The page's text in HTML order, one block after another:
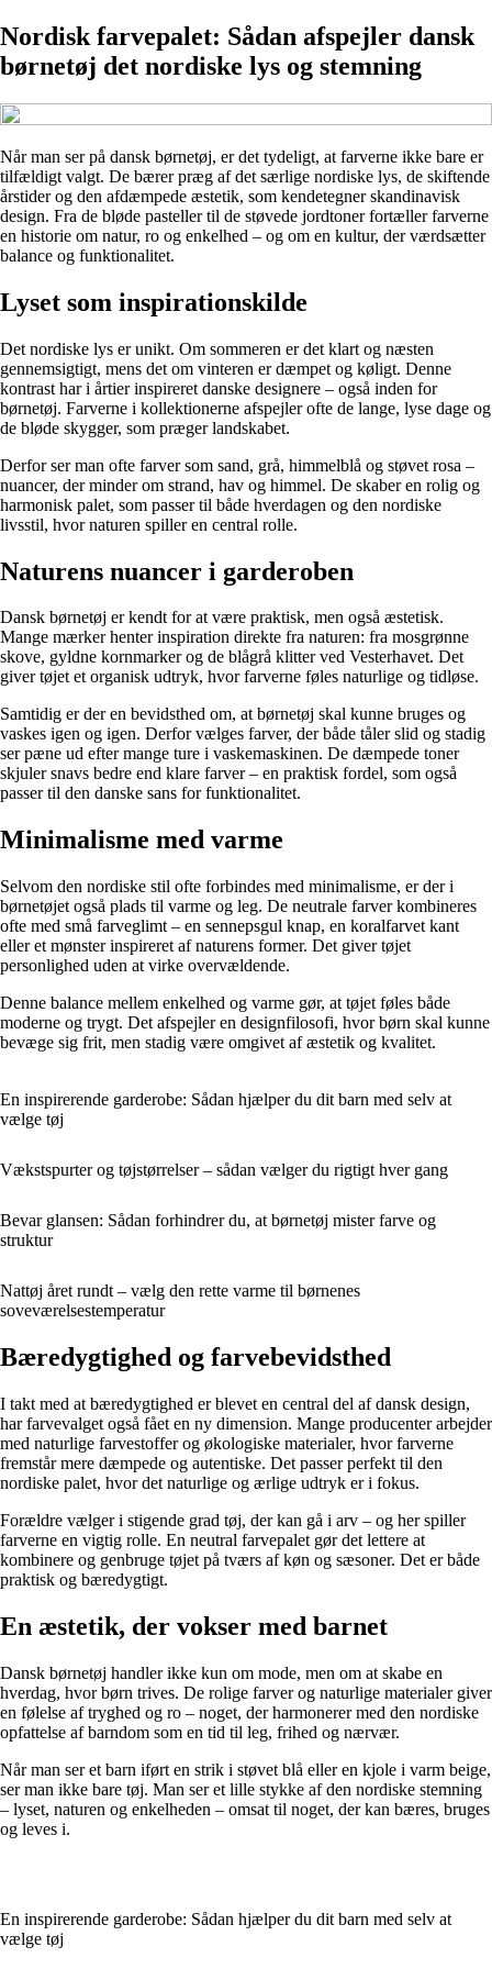
Nordisk farvepalet: Sådan afspejler dansk
børnetøj det nordiske lys og stemning
Når man ser på dansk børnetøj, er det tydeligt, at farverne ikke bare er
tilfældigt valgt. De bærer præg af det særlige nordiske lys, de skiftende
årstider og den afdæmpede æstetik, som kendetegner skandinavisk
design. Fra de bløde pasteller til de støvede jordtoner fortæller farverne
en historie om natur, ro og enkelhed – og om en kultur, der værdsætter
balance og funktionalitet.
Lyset som inspirationskilde
Det nordiske lys er unikt. Om sommeren er det klart og næsten
gennemsigtigt, mens det om vinteren er dæmpet og køligt. Denne
kontrast har i årtier inspireret danske designere – også inden for
børnetøj. Farverne i kollektionerne afspejler ofte de lange, lyse dage og
de bløde skygger, som præger landskabet.
Derfor ser man ofte farver som sand, grå, himmelblå og støvet rosa –
nuancer, der minder om strand, hav og himmel. De skaber en rolig og
harmonisk palet, som passer til både hverdagen og den nordiske
livsstil, hvor naturen spiller en central rolle.
Naturens nuancer i garderoben
Dansk børnetøj er kendt for at være praktisk, men også æstetisk.
Mange mærker henter inspiration direkte fra naturen: fra mosgrønne
skove, gyldne kornmarker og de blågrå klitter ved Vesterhavet. Det
giver tøjet et organisk udtryk, hvor farverne føles naturlige og tidløse.
Samtidig er der en bevidsthed om, at børnetøj skal kunne bruges og
vaskes igen og igen. Derfor vælges farver, der både tåler slid og stadig
ser pæne ud efter mange ture i vaskemaskinen. De dæmpede toner
skjuler snavs bedre end klare farver – en praktisk fordel, som også
passer til den danske sans for funktionalitet.
Minimalisme med varme
Selvom den nordiske stil ofte forbindes med minimalisme, er der i
børnetøjet også plads til varme og leg. De neutrale farver kombineres
ofte med små farveglimt – en sennepsgul knap, en koralfarvet kant
eller et mønster inspireret af naturens former. Det giver tøjet
personlighed uden at virke overvældende.
Denne balance mellem enkelhed og varme gør, at tøjet føles både
moderne og trygt. Det afspejler en designfilosofi, hvor børn skal kunne
bevæge sig frit, men stadig være omgivet af æstetik og kvalitet.
En inspirerende garderobe: Sådan hjælper du dit barn med selv at
vælge tøj
Vækstspurter og tøjstørrelser – sådan vælger du rigtigt hver gang
Bevar glansen: Sådan forhindrer du, at børnetøj mister farve og
struktur
Nattøj året rundt – vælg den rette varme til børnenes
soveværelsestemperatur
Bæredygtighed og farvebevidsthed
I takt med at bæredygtighed er blevet en central del af dansk design,
har farvevalget også fået en ny dimension. Mange producenter arbejder
med naturlige farvestoffer og økologiske materialer, hvor farverne
fremstår mere dæmpede og autentiske. Det passer perfekt til den
nordiske palet, hvor det naturlige og ærlige udtryk er i fokus.
Forældre vælger i stigende grad tøj, der kan gå i arv – og her spiller
farverne en vigtig rolle. En neutral farvepalet gør det lettere at
kombinere og genbruge tøjet på tværs af køn og sæsoner. Det er både
praktisk og bæredygtigt.
En æstetik, der vokser med barnet
Dansk børnetøj handler ikke kun om mode, men om at skabe en
hverdag, hvor børn trives. De rolige farver og naturlige materialer giver
en følelse af tryghed og ro – noget, der harmonerer med den nordiske
opfattelse af barndom som en tid til leg, frihed og nærvær.
Når man ser et barn iført en strik i støvet blå eller en kjole i varm beige,
ser man ikke bare tøj. Man ser et lille stykke af den nordiske stemning
– lyset, naturen og enkelheden – omsat til noget, der kan bæres, bruges
og leves i.
En inspirerende garderobe: Sådan hjælper du dit barn med selv at
vælge tøj